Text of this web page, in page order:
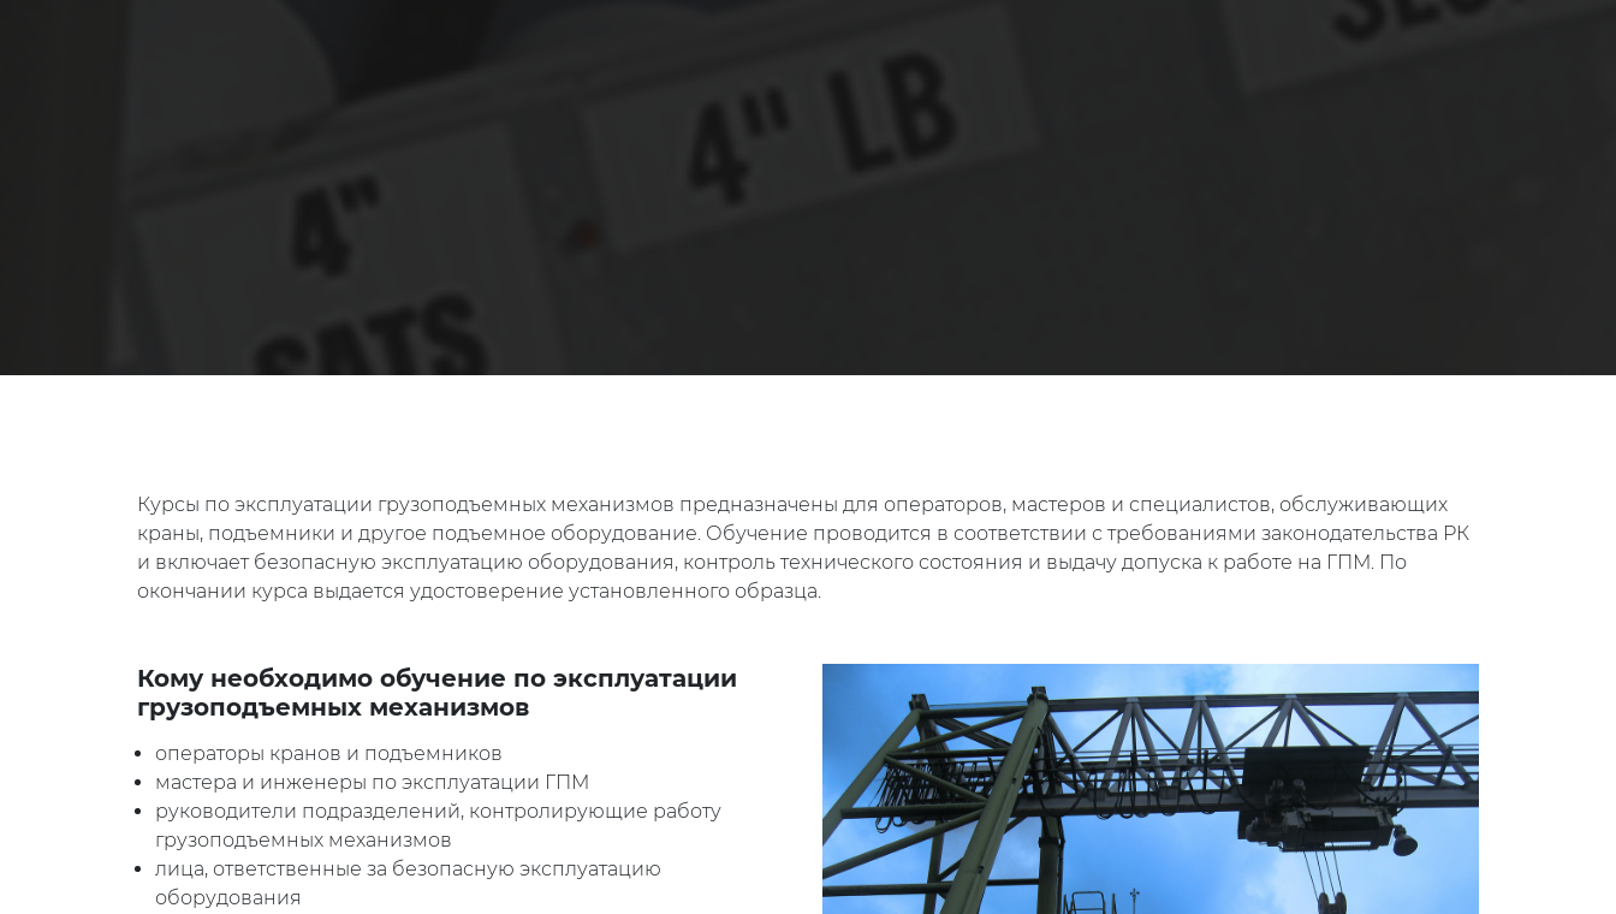
Курсы по эксплуатации грузоподъемных механизмов предназначены для операторов, мастеров и специалистов, обслуживающих
краны, подъемники и другое подъемное оборудование. Обучение проводится в соответствии с требованиями законодательства РК
и включает безопасную эксплуатацию оборудования, контроль технического состояния и выдачу допуска к работе на ГПМ. По
окончании курса выдается удостоверение установленного образца.
Кому необходимо обучение по эксплуатации
грузоподъемных механизмов
операторы кранов и подъемников
мастера и инженеры по эксплуатации ГПМ
руководители подразделений, контролирующие работу
грузоподъемных механизмов
лица, ответственные за безопасную эксплуатацию
оборудования